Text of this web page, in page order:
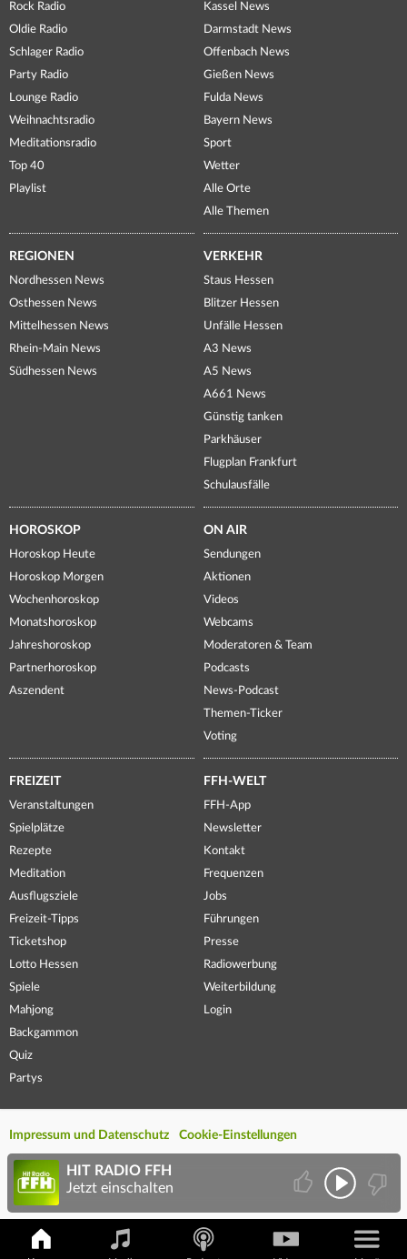
Rock Radio
Oldie Radio
Schlager Radio
Party Radio
Lounge Radio
Weihnachtsradio
Meditationsradio
Top 40
Playlist
Kassel News
Darmstadt News
Offenbach News
Gießen News
Fulda News
Bayern News
Sport
Wetter
Alle Orte
Alle Themen
REGIONEN
Nordhessen News
Osthessen News
Mittelhessen News
Rhein-Main News
Südhessen News
VERKEHR
Staus Hessen
Blitzer Hessen
Unfälle Hessen
A3 News
A5 News
A661 News
Günstig tanken
Parkhäuser
Flugplan Frankfurt
Schulausfälle
HOROSKOP
Horoskop Heute
Horoskop Morgen
Wochenhoroskop
Monatshoroskop
Jahreshoroskop
Partnerhoroskop
Aszendent
ON AIR
Sendungen
Aktionen
Videos
Webcams
Moderatoren & Team
Podcasts
News-Podcast
Themen-Ticker
Voting
FREIZEIT
Veranstaltungen
Spielplätze
Rezepte
Meditation
Ausflugsziele
Freizeit-Tipps
Ticketshop
Lotto Hessen
Spiele
Mahjong
Backgammon
Quiz
Partys
FFH-WELT
FFH-App
Newsletter
Kontakt
Frequenzen
Jobs
Führungen
Presse
Radiowerbung
Weiterbildung
Login
Impressum und Datenschutz Cookie-Einstellungen
HIT RADIO FFH
Jetzt einschalten